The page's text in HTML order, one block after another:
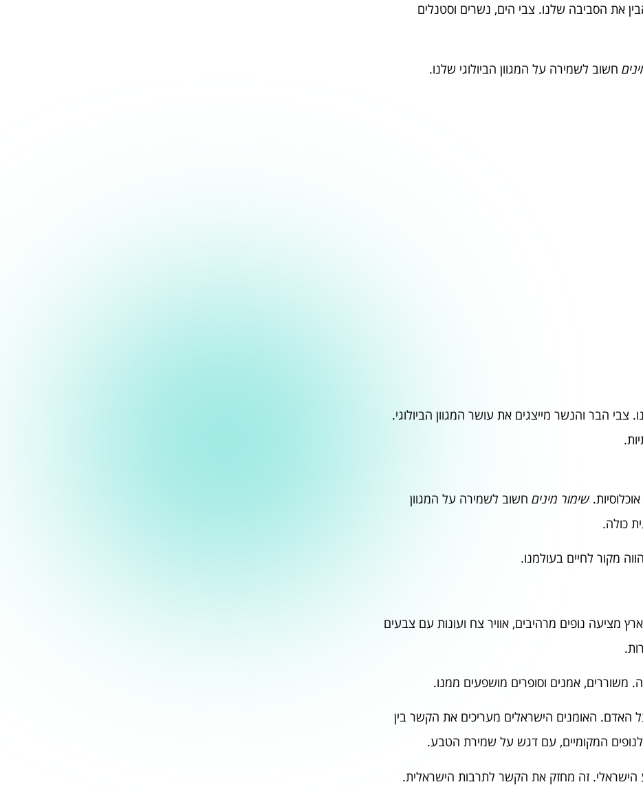
את הסביבה שלנו. צבי הים, נשרים וסטנלים
חשוב לשמירה על המגוון הביולוגי שלנו.
הבר והנשר מייצגים את עושר המגוון הביולוגי.
שימור מיניםחשוב לשמירה על המגוון
כולה.
מקור לחיים בעולמנו.
מציעה נופים מרהיבים, אוויר צח ועונות עם צבעים
אמנים וסופרים מושפעים ממנו.
האדם. האומנים הישראלים מעריכים את הקשר בין
המקומיים, עם דגש על שמירת הטבע.
הישראלי. זה מחזק את הקשר לתרבות הישראלית.